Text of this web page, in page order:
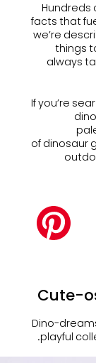
Hundreds
facts that
we’re
things
always
If you’re
of dinosaur
Cute-
Dino-
playful